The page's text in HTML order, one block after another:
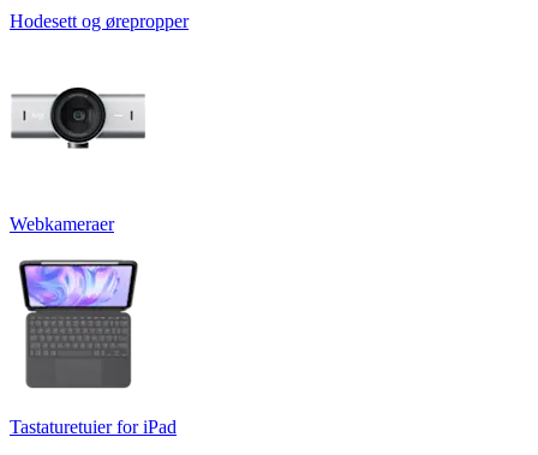
Hodesett og ørepropper
Webkameraer
Tastaturetuier for iPad